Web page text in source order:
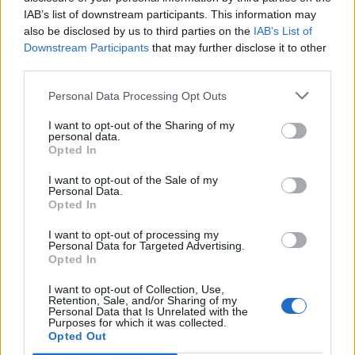
IAB’s list of downstream participants. This information may
also be disclosed by us to third parties on the IAB’s List of
Downstream Participants that may further disclose it to other
Personal Data Processing Opt Outs
I want to opt-out of the Sharing of my
personal data.
Opted In
I want to opt-out of the Sale of my
Personal Data.
Opted In
I want to opt-out of processing my
Personal Data for Targeted Advertising.
Opted In
I want to opt-out of Collection, Use,
Retention, Sale, and/or Sharing of my
Personal Data that Is Unrelated with the
Purposes for which it was collected.
Opted Out
инвестициите во производи, локации и
вработени“
IG Metal објави дека акциите ќе продолжат во
производство на автомобили.
© Vecer.mk, правата за текстот се на редакцијата
е и државниот долг за над 40
ВМРО ДПМНЕ: Јавниот долг се
намалува, економијата стабилна
дисциплина и домаќинско
управување